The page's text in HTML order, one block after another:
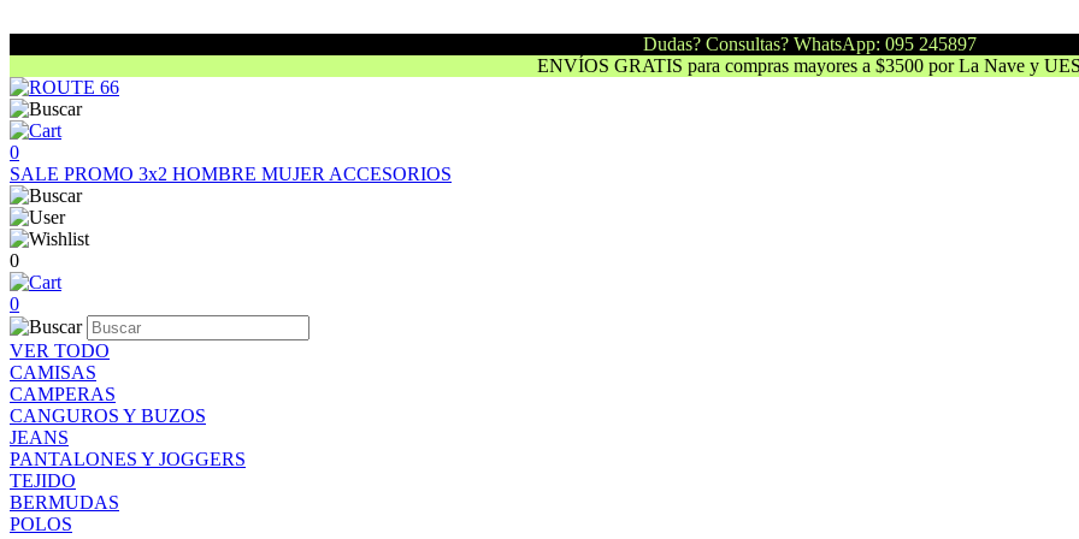
Dudas? Consultas? WhatsApp: 095 245897
ENVÍOS GRATIS para compras mayores a $3500 por La Nave y
0
SALE PROMO 3x2 HOMBRE MUJER ACCESORIOS
0
0
VER TODO
CAMISAS
CAMPERAS
CANGUROS Y BUZOS
JEANS
PANTALONES Y JOGGERS
TEJIDO
BERMUDAS
POLOS